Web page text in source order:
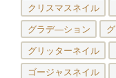
クリスマスネイル
グラデ―ション
グリッターネイル
ゴージャスネイル